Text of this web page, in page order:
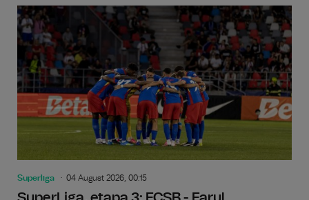
Superliga 04 August 2026, 00:15